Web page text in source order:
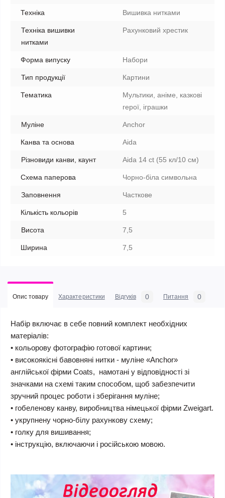
Техніка Вишивка нитками
Техніка вишивки
нитками
Рахунковий хрестик
Форма випуску Набори
Тип продукції Картини
Тематика
Мультики, аніме, казкові
герої, іграшки
Муліне Anchor
Канва та основа Aida
Різновиди канви, каунт Aida 14 ct (55 кл/10 см)
Схема паперова Чорно-біла символьна
Заповнення Часткове
Кількість кольорів 5
Висота 7,5
Ширина 7,5
Опис товару Характеристики Відгуків 0 Питання 0
Набір включає в себе повний комплект необхідних
матеріалів:
• кольорову фотографію готової картини;
• високоякісні бавовняні нитки - муліне «Anchor»
англійської фірми Coats, намотані у відповідності зі
значками на схемі таким способом, щоб забезпечити
зручний процес роботи і зберігання муліне;
• гобеленову канву, виробництва німецької фірми Zweigart.
• укрупнену чорно-білу рахункову схему;
• голку для вишивання;
• інструкцію, включаючи і російською мовою.